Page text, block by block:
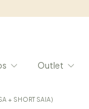
Outlet
+ SHORT SAIA)